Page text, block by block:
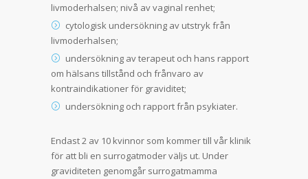
livmoderhalsen; nivå av vaginal renhet;
cytologisk undersökning av utstryk från
livmoderhalsen;
undersökning av terapeut och hans rapport
om hälsans tillstånd och frånvaro av
kontraindikationer för graviditet;
undersökning och rapport från psykiater.
Endast 2 av 10 kvinnor som kommer till vår klinik
för att bli en surrogatmoder väljs ut. Under
graviditeten genomgår surrogatmamma